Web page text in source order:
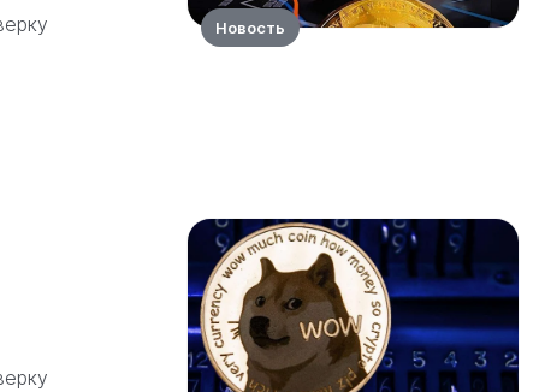
Новость